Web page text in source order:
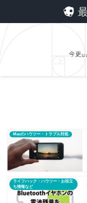
Macのハウツー・トラブル対処
ライフハック・ハウツー・お役立
ち情報など